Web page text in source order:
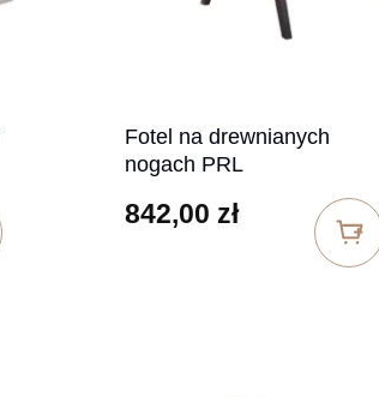
Fotel na drewnianych
nogach PRL
842,00 zł